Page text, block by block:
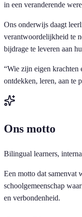
in een veranderende
Ons onderwijs daagt
verantwoordelijkheid te
bijdrage te leveren aan
“Wie zijn eigen krachten
ontdekken, leren, aan te
Ons motto
Bilingual learners,
Een motto dat samenvat
schoolgemeenschap
en verbondenheid.